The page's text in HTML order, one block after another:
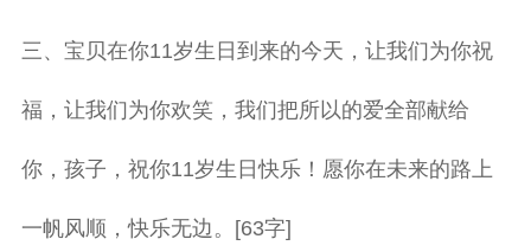
三、宝贝在你11岁生日到来的今天，让我们为你祝
福，让我们为你欢笑，我们把所以的爱全部献给
你，孩子，祝你11岁生日快乐！愿你在未来的路上
一帆风顺，快乐无边。[63字]